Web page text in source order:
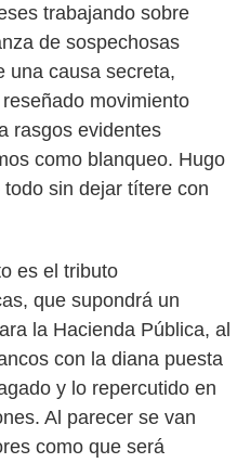
trabajando sobre
de sospechosas
una causa secreta,
movimiento
rasgos evidentes
como blanqueo. Hugo
sin dejar títere con
es el tributo
que supondrá un
la Hacienda Pública, al
con la diana puesta
y lo repercutido en
Al parecer se van
como que será